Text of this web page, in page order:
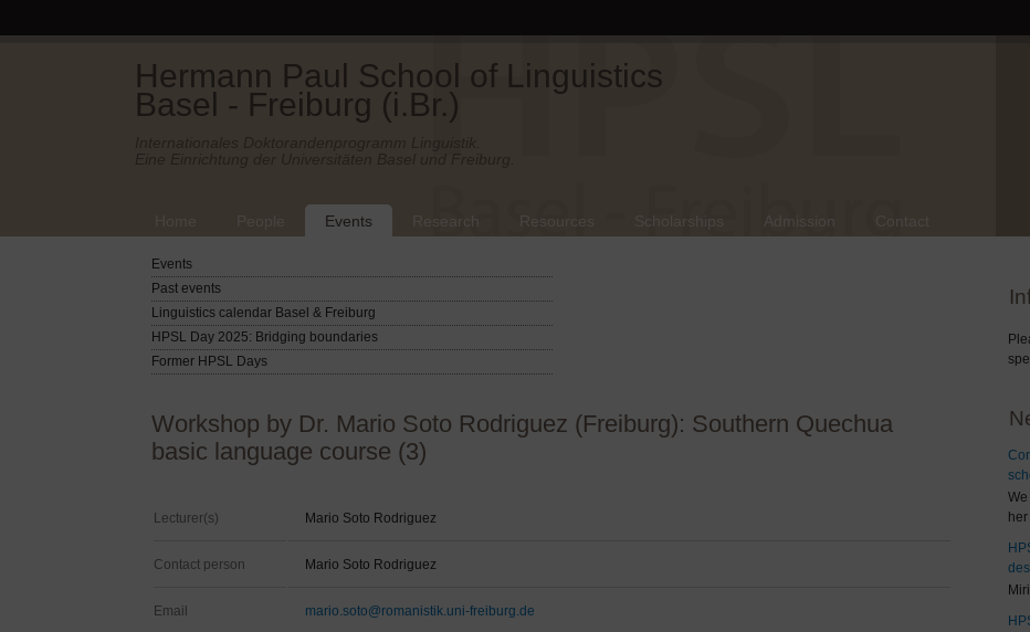
Hermann Paul School of Linguistics
Basel - Freiburg (i.Br.)
Events
Events
Past events
Linguistics calendar Basel & Freiburg
HPSL Day 2025: Bridging boundaries
Former HPSL Days
Workshop by Dr. Mario Soto Rodriguez (Freiburg): Southern Quechua
basic language course (3)
Lecturer(s) Mario Soto Rodriguez
Contact person Mario Soto Rodriguez
Email mario.soto@romanistik.uni-freiburg.de